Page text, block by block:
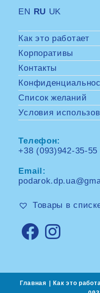
EN RU UK
Как это работает
Корпоративы
Контакты
Список желаний
Условия
Телефон:
+38 (093)942-35-55
your
application
Email:
Товары в
tab
tab
Главная Как это